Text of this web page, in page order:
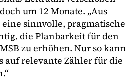
um 12 Monate. „Aus
eine sinnvolle, pragmatische
die Planbarkeit für den
zu erhöhen. Nur so kann
auf relevante Zähler für die